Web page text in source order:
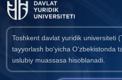
Toshkent davlat yuridik universiteti
tayyorlash bo‘yicha O‘zbekistonda
uslubiy muassasa hisoblanadi.